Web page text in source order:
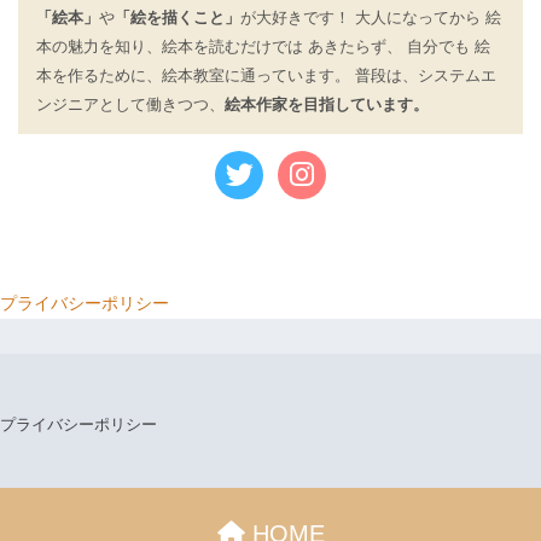
「絵本」 や 「絵を描くこと」 が大好きです！ 大人になってから 絵
本の魅力を知り、絵本を読むだけでは あきたらず、 自分でも 絵
本を作るために、絵本教室に通っています。 普段は、システムエ
ンジニアとして働きつつ、 絵本作家を目指しています。
プライバシーポリシー
プライバシーポリシー
HOME